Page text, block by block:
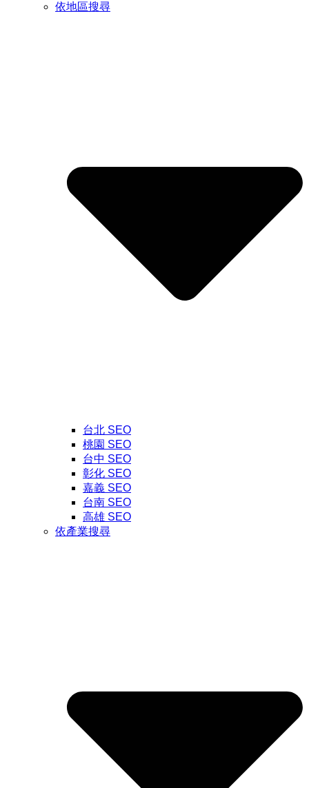
依地區搜尋
台北 SEO
桃園 SEO
台中 SEO
彰化 SEO
嘉義 SEO
台南 SEO
高雄 SEO
依產業搜尋